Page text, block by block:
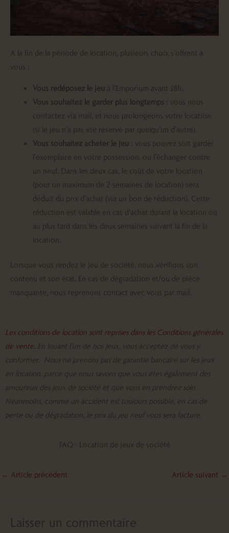
A la fin de la période de location, plusieurs choix s’offrent à
vous :
Vous redéposez le jeu à l’Emporium avant 18h.
Vous souhaitez le garder plus longtemps : vous nous
contactez via mail, et nous prolongeons votre location
(si le jeu n’a pas été réservé par quelqu’un d’autre).
Vous souhaitez acheter le jeu : vous pouvez soit garder
l’exemplaire en votre possession, ou l’échanger contre
un neuf. Dans les deux cas, le coût de votre location
(pour un maximum de 2 semaines de location) sera
déduit du prix d’achat (via un bon de réduction). Cette
réduction est valable en cas d’achat durant la location ou
au plus tard dans les deux semaines suivant la fin de la
location.
Lorsque vous rendez le jeu de société, nous vérifions son
contenu et son état. En cas de dégradation et/ou de pièce
manquante, nous reprenons contact avec vous par mail.
Les conditions de location sont reprises dans les Conditions générales
de vente. En louant l’un de nos jeux, vous acceptez de vous y
conformer. Nous ne prenons pas de garantie bancaire sur les jeux
en location, parce que nous savons que vous êtes également des
amoureux des jeux de société et que vous en prendrez soin.
Néanmoins, comme un accident est toujours possible, en cas de
perte ou de dégradation, le prix du jeu neuf vous sera facturé.
FAQ - Location de jeux de société
← Article précédent Article suivant →
Laisser un commentaire